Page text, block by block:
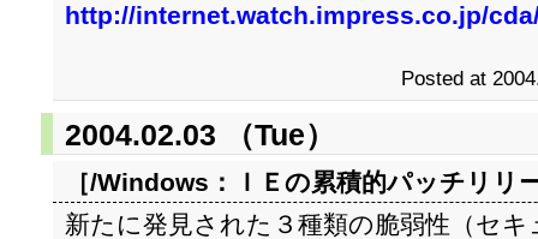
http://internet.watch.impress.co.jp/
Posted at
2004.02.03 （Tue）
［/Windows：
ＩＥの累積的パッチリリ
新たに発見された３種類の脆弱性（セ